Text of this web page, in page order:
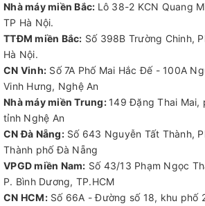
Nhà máy miền Bắc: Lô 38-2 KCN Quang
TP Hà Nội.
TTĐM miền Bắc: Số 398B Trường Chinh,
Hà Nội.
CN Vinh: Số 7A Phố Mai Hắc Đế - 100A
Vinh Hưng, Nghệ An
Nhà máy miền Trung: 149 Đặng Thai Mai,
tỉnh Nghệ An
CN Đà Nẵng:Số 643 Nguyễn Tất Thành,
Thành phố Đà Nẵng
VPGD miền Nam: Số 43/13 Phạm Ngọc
P. Bình Dương, TP.HCM
CN HCM:Số 66A - Đường số 18, khu phố